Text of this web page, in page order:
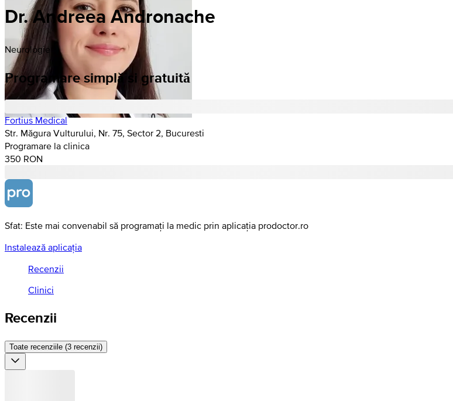
Dr. Andreea Andronache
Neurologie
Programare simplă si gratuită
Fortius Medical
Str. Măgura Vulturului, Nr. 75, Sector 2, Bucuresti
Programare la clinica
350 RON
Sfat: Este mai convenabil să programați la medic prin aplicația prodoctor.ro
Instalează aplicația
Recenzii
Clinici
Recenzii
Toate recenziile (3 recenzii)